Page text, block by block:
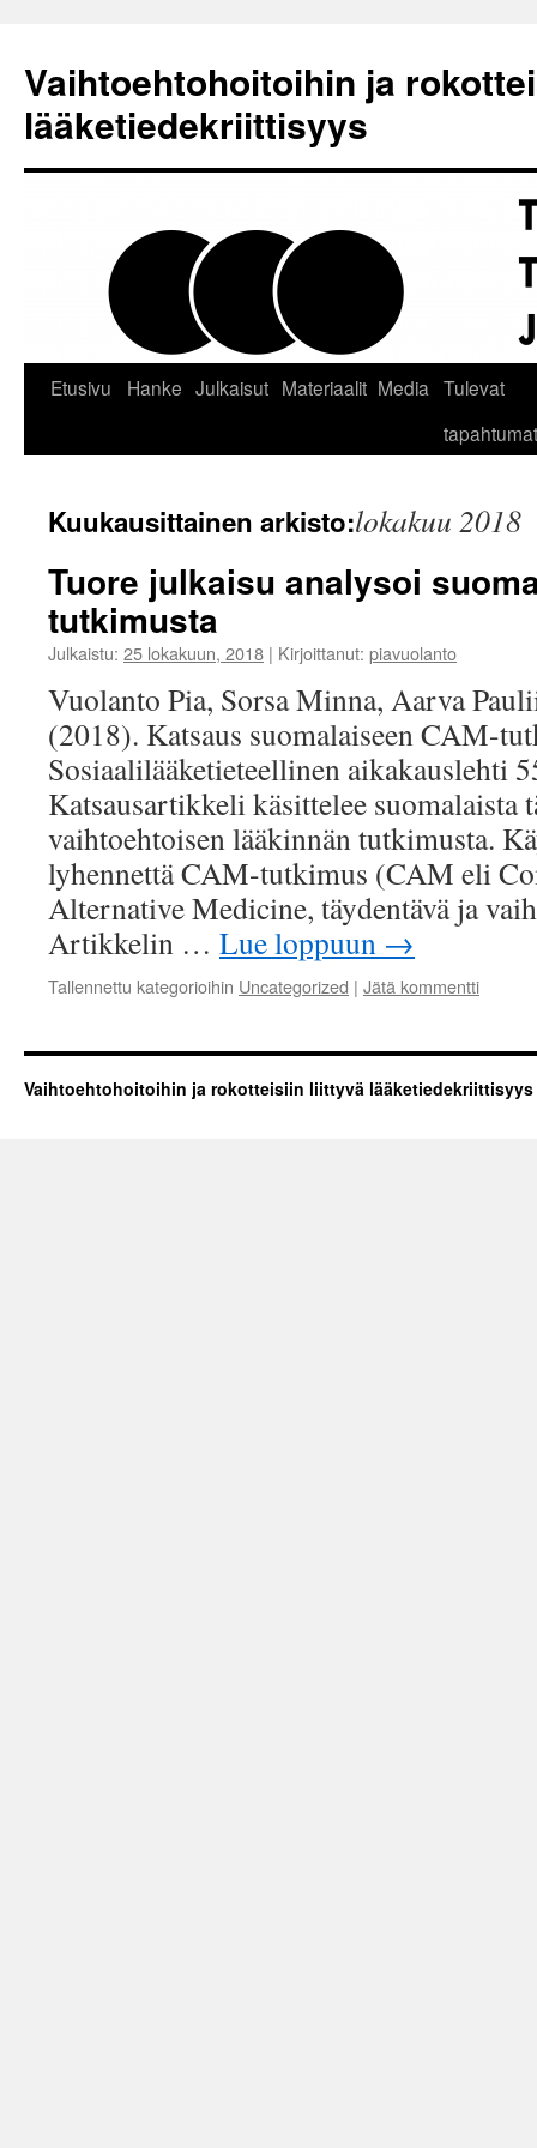
Vaihtoehtohoitoihin ja
lääketiedekriittisyys
Etusivu Hanke Julkaisut Materiaalit Media Tulevat
tapahtumat
Kuukausittainen arkisto:lokakuu 2018
Tuore julkaisu analysoi
tutkimusta
Julkaistu: 25 lokakuun, 2018 | Kirjoittanut: piavuolanto
Vuolanto Pia, Sorsa Minna, Aarva
(2018). Katsaus suomalaiseen CAM-
Sosiaalilääketieteellinen aikakauslehti
Katsausartikkeli käsittelee suomalaista
vaihtoehtoisen lääkinnän tutkimusta.
lyhennettä CAM-tutkimus (CAM eli
Alternative Medicine, täydentävä ja
Artikkelin … Lue loppuun →
Tallennettu kategorioihin Uncategorized | Jätä kommentti
Vaihtoehtohoitoihin ja rokotteisiin liittyvä lääketiedekriittisyys